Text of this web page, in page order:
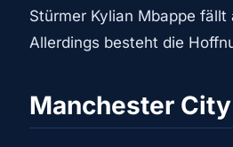
Stürmer Kylian Mbappe
Allerdings besteht die
Manchester